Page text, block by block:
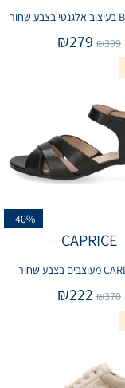
₪399
₪279
-40%
CAPRICE
₪370
₪222